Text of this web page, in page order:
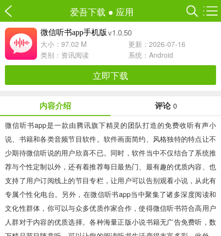
爱吾下载 ● 应用
微信听书app手机版 v1.0.50
大小：97.02 M
更新：2026-07-16
类别： 资讯阅读 系统：Android
立即下载
内容介绍 评论 0
微信听书app是一款由腾讯旗下精灵的团队打造的免费收听有声小
说、书籍和各类音频节目软件。软件画面简约、风格独特的特点让不
少期待微信听说的用户欣喜不已。同时，软件当中不仅结合了系统推
荐与个性定制以外，还有着推荐每日最热门、最有趣的优质内容、也
支持了用户订阅线上的节目专栏，让用户可以告别观看小说，从此有
专属个性化电台。另外，在微信听书app当中聚集了诸多深度阅读和
文化性群体，你可以与众多优质作家合作，使得微信听书符合高用户
人群对于内容的优质选择。各种海量正版小说书籍无广告免费听，数